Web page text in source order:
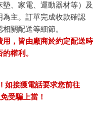
、家電、運動器材等）及
主。訂單完成收款確認
關配送等細節。
，皆由廠商於約定配送時
權利。
如接獲電話要求您前往
受騙上當！